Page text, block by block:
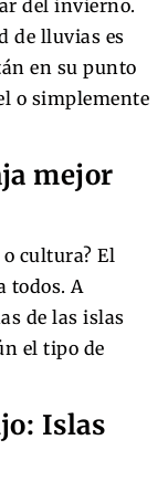
del invierno.
de lluvias es
en su punto
o simplemente
mejor
cultura? El
todos. A
de las islas
el tipo de
Islas